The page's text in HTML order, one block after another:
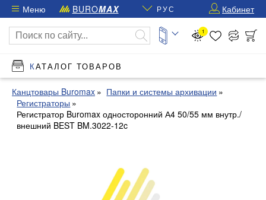
Меню BUROMAX РУС Кабинет
1
КАТАЛОГ ТОВАРОВ
Канцтовары Buromax
Папки и системы архивации
Регистраторы
Регистратор Buromax односторонний А4 50/55 мм внутр./
внешний BEST BM.3022-12c